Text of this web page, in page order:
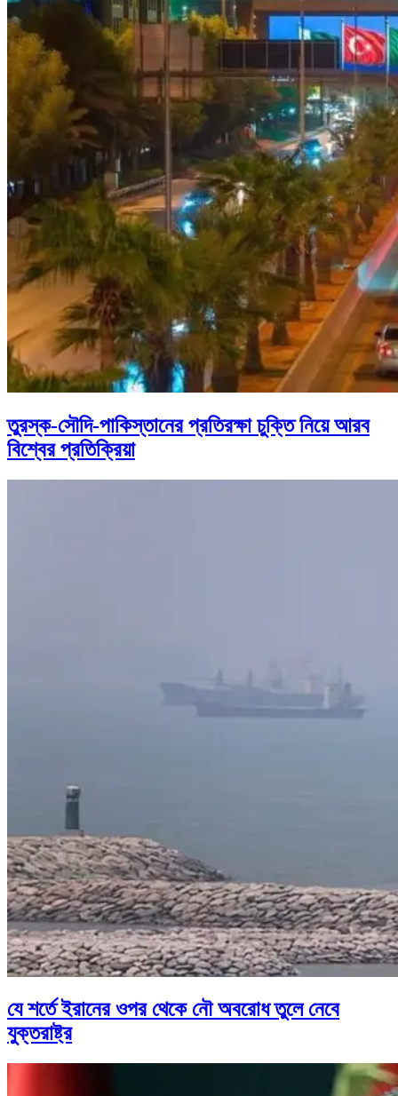
তুরস্ক-সৌদি-পাকিস্তানের প্রতিরক্ষা চুক্তি নিয়ে আরব
বিশ্বের প্রতিক্রিয়া
যে শর্তে ইরানের ওপর থেকে নৌ অবরোধ তুলে নেবে
যুক্তরাষ্ট্র